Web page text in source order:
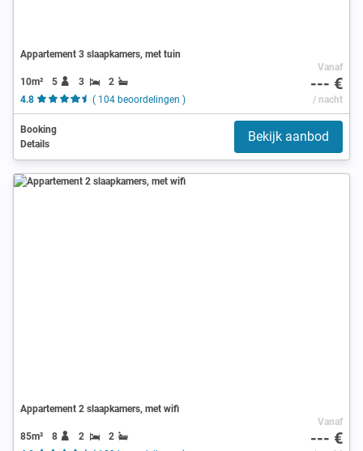
Appartement 3 slaapkamers, met tuin
10m² 5 3
2
4.8
( 104 beoordelingen )
Vanaf
--- €
/ nacht
Booking
Details
Bekijk aanbod
Appartement 2 slaapkamers, met wifi
85m² 8 2
2
Vanaf
--- €